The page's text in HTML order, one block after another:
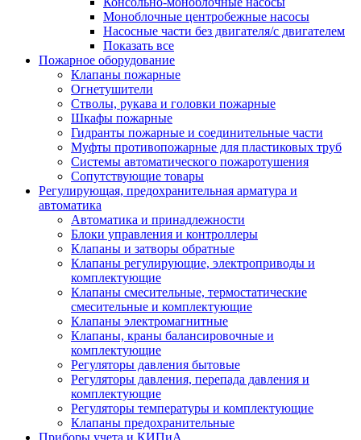
Моноблочные центробежные насосы
Насосные части без двигателя/с двигателем
Показать все
Пожарное оборудование
Клапаны пожарные
Огнетушители
Стволы, рукава и головки пожарные
Шкафы пожарные
Гидранты пожарные и соединительные части
Муфты противопожарные для пластиковых труб
Системы автоматического пожаротушения
Сопутствующие товары
Регулирующая, предохранительная арматура и
автоматика
Автоматика и принадлежности
Блоки управления и контроллеры
Клапаны и затворы обратные
Клапаны регулирующие, электроприводы и
комплектующие
Клапаны смесительные, термостатические
смесительные и комплектующие
Клапаны электромагнитные
Клапаны, краны балансировочные и
комплектующие
Регуляторы давления бытовые
Регуляторы давления, перепада давления и
комплектующие
Регуляторы температуры и комплектующие
Клапаны предохранительные
Приборы учета и КИПиА